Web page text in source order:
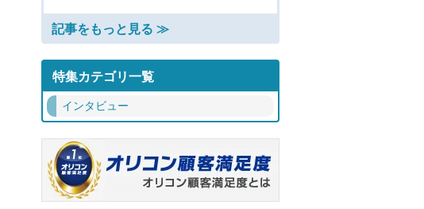
記事をもっと見る ≫
特集カテゴリ一覧
インタビュー